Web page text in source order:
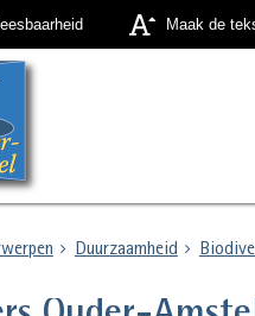
Maak de
Duurzaamheid